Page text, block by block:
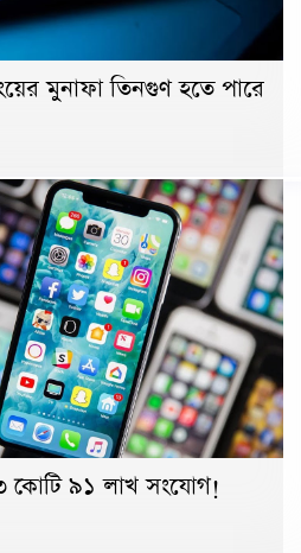
মুনাফা তিনগুণ হতে পারে
৯১ লাখ সংযোগ!